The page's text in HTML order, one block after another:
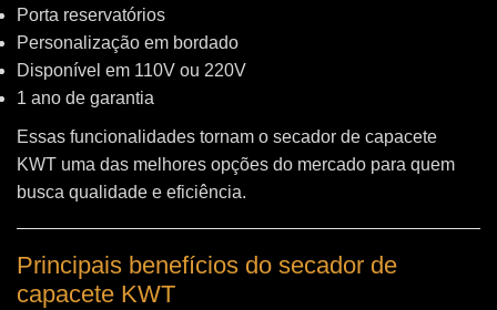
Porta reservatórios
Personalização em bordado
Disponível em 110V ou 220V
1 ano de garantia
Essas funcionalidades tornam o secador de capacete
KWT uma das melhores opções do mercado para quem
busca qualidade e eficiência.
Principais benefícios do secador de
capacete KWT